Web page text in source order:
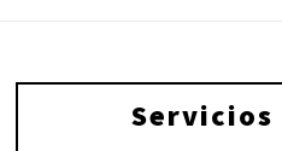
Servicios